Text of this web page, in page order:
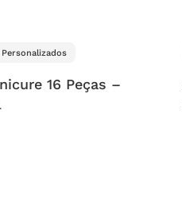
16 Peças –